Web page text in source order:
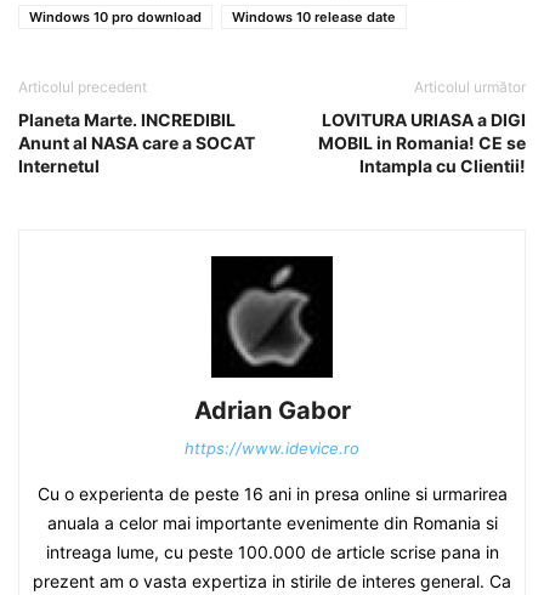
Windows 10 pro download
Windows 10 release date
Articolul precedent
Planeta Marte. INCREDIBIL
Anunt al NASA care a SOCAT
Internetul
Articolul următor
LOVITURA URIASA a DIGI
MOBIL in Romania! CE se
Intampla cu Clientii!
Adrian Gabor
https://www.idevice.ro
Cu o experienta de peste 16 ani in presa online si urmarirea
anuala a celor mai importante evenimente din Romania si
intreaga lume, cu peste 100.000 de article scrise pana in
prezent am o vasta expertiza in stirile de interes general. Ca